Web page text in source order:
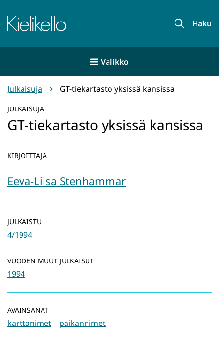
sisältöön
Etusivu Haku
Valikko
Julkaisuja GT-tiekartasto yksissä kansissa
JULKAISUJA
GT-tiekartasto yksissä kansissa
KIRJOITTAJA
Eeva-Liisa Stenhammar
JULKAISTU
4/1994
VUODEN MUUT JULKAISUT
1994
AVAINSANAT
karttanimet paikannimet